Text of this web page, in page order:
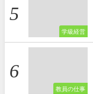
学級経営
教員の仕事